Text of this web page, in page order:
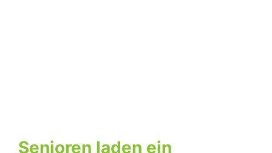
Senioren laden ein